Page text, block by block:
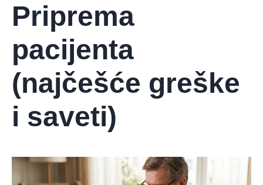
Priprema
pacijenta
(najčešće greške
i saveti)